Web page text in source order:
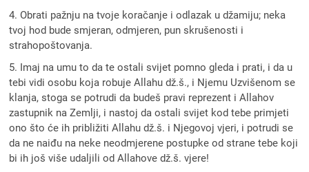
4. Obrati pažnju na tvoje koračanje i odlazak u džamiju; neka
tvoj hod bude smjeran, odmjeren, pun skrušenosti i
strahopoštovanja.
5. Imaj na umu to da te ostali svijet pomno gleda i prati, i da u
tebi vidi osobu koja robuje Allahu dž.š., i Njemu Uzvišenom se
klanja, stoga se potrudi da budeš pravi reprezent i Allahov
zastupnik na Zemlji, i nastoj da ostali svijet kod tebe primjeti
ono što će ih približiti Allahu dž.š. i Njegovoj vjeri, i potrudi se
da ne naiđu na neke neodmjerene postupke od strane tebe koji
bi ih još više udaljili od Allahove dž.š. vjere!